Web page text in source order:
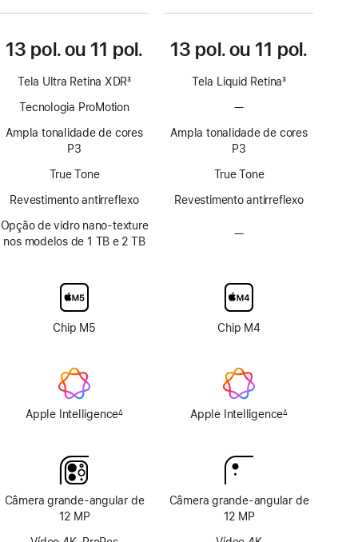
13 pol. ou 11 pol.
Tela Ultra Retina XDR
rodapé
3
Tecnologia ProMotion
Ampla tonalidade de cores
P3
True Tone
Revestimento antirreflexo
Opção de vidro nano-texture
nos modelos de 1 TB e 2 TB
Chip M5
Apple Intelligence∆
Câmera grande-angular de
12 MP
13 pol. ou 11 pol.
Tela Liquid Retina
rodapé
3
—Sem
ProMotion
Ampla tonalidade de cores
P3
True Tone
Revestimento antirreflexo
—Sem
vidro
nano-
texture
Chip M4
Apple Intelligence∆
Câmera grande-angular de
12 MP